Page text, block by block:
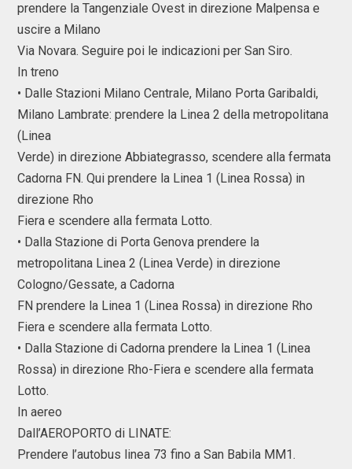
prendere la Tangenziale Ovest in direzione Malpensa e
uscire a Milano
Via Novara. Seguire poi le indicazioni per San Siro.
In treno
• Dalle Stazioni Milano Centrale, Milano Porta Garibaldi,
Milano Lambrate: prendere la Linea 2 della metropolitana
(Linea
Verde) in direzione Abbiategrasso, scendere alla fermata
Cadorna FN. Qui prendere la Linea 1 (Linea Rossa) in
direzione Rho
Fiera e scendere alla fermata Lotto.
• Dalla Stazione di Porta Genova prendere la
metropolitana Linea 2 (Linea Verde) in direzione
Cologno/Gessate, a Cadorna
FN prendere la Linea 1 (Linea Rossa) in direzione Rho
Fiera e scendere alla fermata Lotto.
• Dalla Stazione di Cadorna prendere la Linea 1 (Linea
Rossa) in direzione Rho-Fiera e scendere alla fermata
Lotto.
In aereo
Dall’AEROPORTO di LINATE:
Prendere l’autobus linea 73 fino a San Babila MM1.